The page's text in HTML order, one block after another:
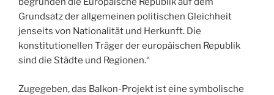
Grundsatz der allgemeinen politischen Gleichheit
jenseits von Nationalität und Herkunft. Die
konstitutionellen Träger der europäischen Republik
sind die Städte und Regionen.“
Zugegeben, das Balkon-Projekt ist eine symbolische